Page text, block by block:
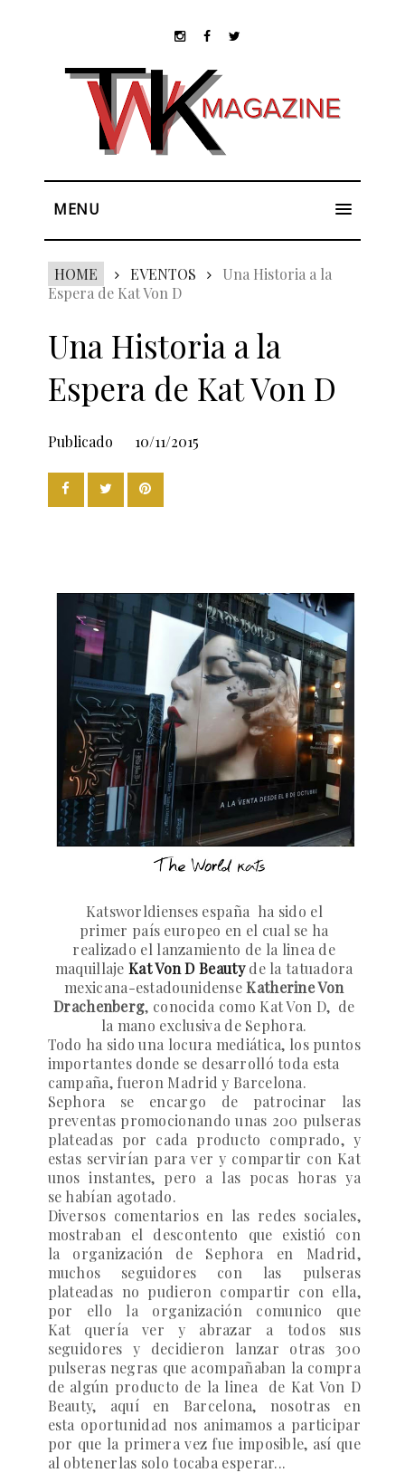
MENU
HOME EVENTOS
Una Historia a la
Espera de Kat Von D
Una Historia a la
Espera de Kat Von D
Publicado 10/11/2015
Katsworldienses españa ha sido el
primer país europeo en el cual se ha
realizado el lanzamiento de la linea de
maquillajeKat Von D Beauty de la tatuadora
mexicana-estadounidenseKatherine Von
Drachenberg, conocida como Kat Von D, de
la mano exclusiva de Sephora.
Todo ha sido una locura mediática, los puntos
importantes donde se desarrolló toda esta
campaña, fueron Madrid y Barcelona.
Sephora se encargo de patrocinar las
preventas promocionando unas 200 pulseras
plateadas por cada producto comprado, y
estas servirían para ver y compartir con Kat
unos instantes, pero a las pocas horas ya
se habían agotado.
Diversos comentarios en las redes sociales,
mostraban el descontento que existió con
la organización de Sephora en Madrid,
muchos seguidores con las pulseras
plateadas no pudieron compartir con ella,
por ello la organización comunico que
Kat quería ver y abrazar a todos sus
seguidores y decidieron lanzar otras 300
pulseras negras que acompañaban la compra
de algún producto de la linea de Kat Von D
Beauty, aquí en Barcelona, nosotras en
esta oportunidad nos animamos a participar
por que la primera vez fue imposible, así que
al obtenerlas solo tocaba esperar...